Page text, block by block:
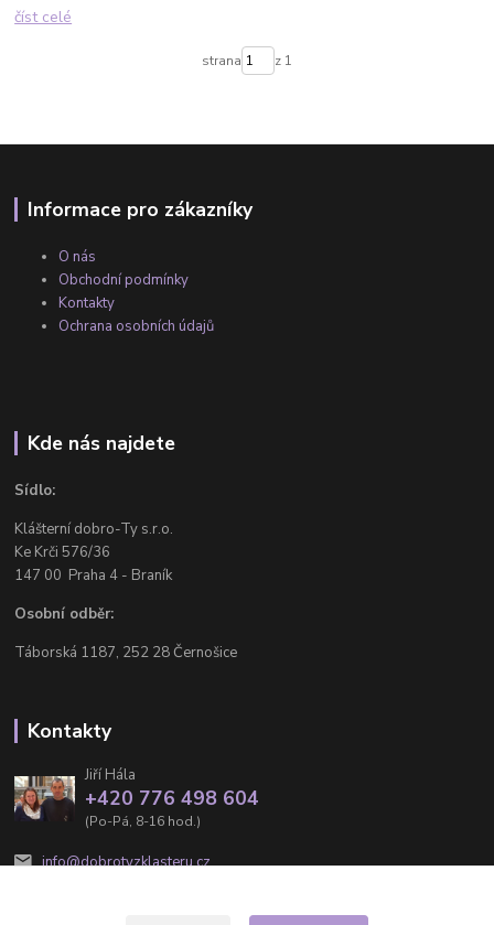
číst celé
strana z 1
Informace pro zákazníky
O nás
Obchodní podmínky
Kontakty
Ochrana osobních údajů
Kde nás najdete
Sídlo:
Klášterní dobro-Ty s.r.o.
Ke Krči 576/36
147 00 Praha 4 - Braník
Osobní odběr:
Táborská 1187, 252 28 Černošice
Kontakty
Jiří Hála
+420 776 498 604
(Po-Pá, 8-16 hod.)
info@dobrotyzklasteru.cz